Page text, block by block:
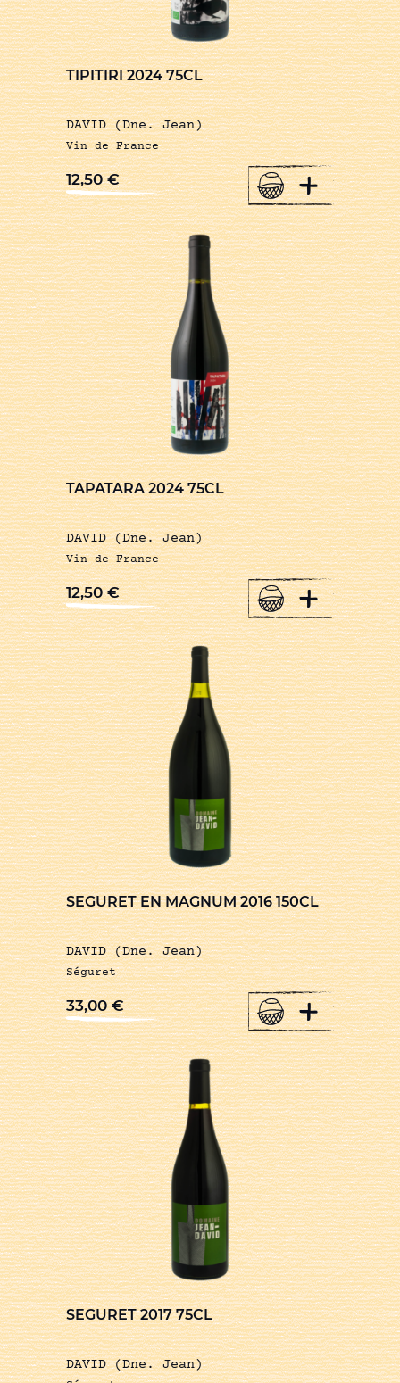
TIPITIRI 2024 75CL
DAVID (Dne. Jean)
Vin de France
12,50€ +
TAPATARA 2024 75CL
DAVID (Dne. Jean)
Vin de France
12,50€ +
SEGURET EN MAGNUM 2016 150CL
DAVID (Dne. Jean)
Séguret
33,00€ +
SEGURET 2017 75CL
DAVID (Dne. Jean)